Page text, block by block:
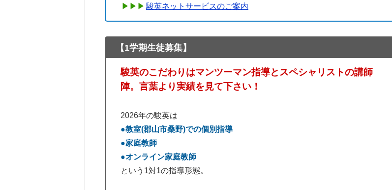
駿英ネットサービスのご案内
【1学期生徒募集】
駿英のこだわりはマンツーマン指導とスペシャリストの講師
陣。言葉より実績を見て下さい！
2026年の駿英は
●教室(郡山市桑野)での個別指導
●家庭教師
●オンライン家庭教師
という1対1の指導形態。